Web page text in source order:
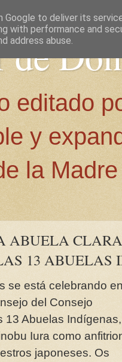
de
editado
y
la
ABUELA
13 ABUELAS
se está celebrando
del Consejo
13 Abuelas
Iura como
japoneses. Os
to deliver its
with performance and
address abuse.